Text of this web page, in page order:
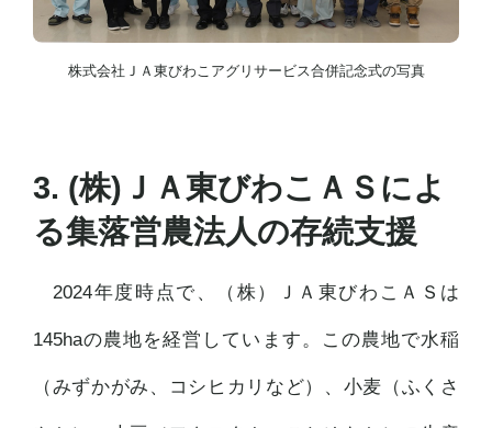
株式会社ＪＡ東びわこアグリサービス合併記念式の写真
3. (株)ＪＡ東びわこＡＳによ
る集落営農法人の存続支援
2024年度時点で、（株）ＪＡ東びわこＡＳは
145haの農地を経営しています。この農地で水稲
（みずかがみ、コシヒカリなど）、小麦（ふくさ